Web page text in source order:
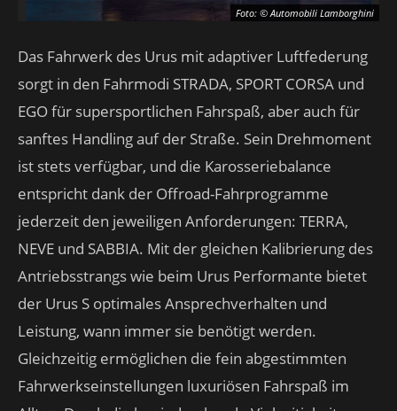
Foto: © Automobili Lamborghini
Das Fahrwerk des Urus mit adaptiver Luftfederung
sorgt in den Fahrmodi STRADA, SPORT CORSA und
EGO für supersportlichen Fahrspaß, aber auch für
sanftes Handling auf der Straße. Sein Drehmoment
ist stets verfügbar, und die Karosseriebalance
entspricht dank der Offroad-Fahrprogramme
jederzeit den jeweiligen Anforderungen: TERRA,
NEVE und SABBIA. Mit der gleichen Kalibrierung des
Antriebsstrangs wie beim Urus Performante bietet
der Urus S optimales Ansprechverhalten und
Leistung, wann immer sie benötigt werden.
Gleichzeitig ermöglichen die fein abgestimmten
Fahrwerkseinstellungen luxuriösen Fahrspaß im